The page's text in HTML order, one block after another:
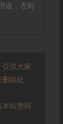
途，否则
供大家
删除处
站赞同